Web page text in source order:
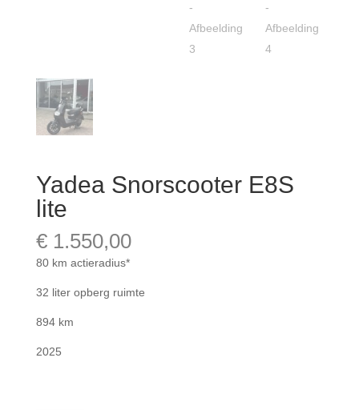
Yadea Snorscooter E8S
lite
€1.550,00
80 km actieradius*
32 liter opberg ruimte
894 km
2025